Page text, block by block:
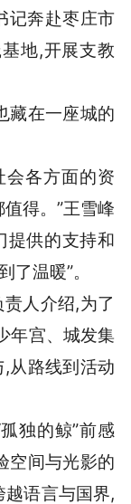
记奔赴枣庄市
地,开展支教
在一座城的
各方面的资
得。”王雪峰
提供的支持和
温暖”。
人介绍,为了
年宫、城发集
从路线到活动
独的鲸”前感
空间与光影的
语言与国界,